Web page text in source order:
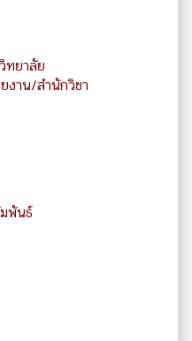
ทยาลัย
งาน/สำนักวิชา
พันธ์